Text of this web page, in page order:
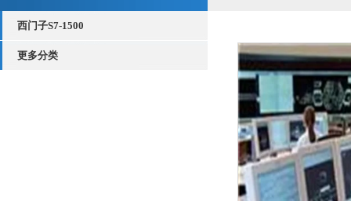
西门子S7-1500
更多分类